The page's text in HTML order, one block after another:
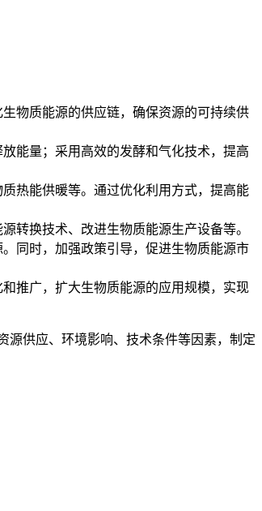
物质能源的供应链，确保资源的可持续供
能量；采用高效的发酵和气化技术，提高
热能供暖等。通过优化利用方式，提高能
转换技术、改进生物质能源生产设备等。
同时，加强政策引导，促进生物质能源市
推广，扩大生物质能源的应用规模，实现
源供应、环境影响、技术条件等因素，制定